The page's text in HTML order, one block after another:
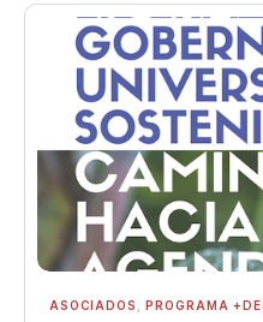
ASOCIADOS PROGRAMA